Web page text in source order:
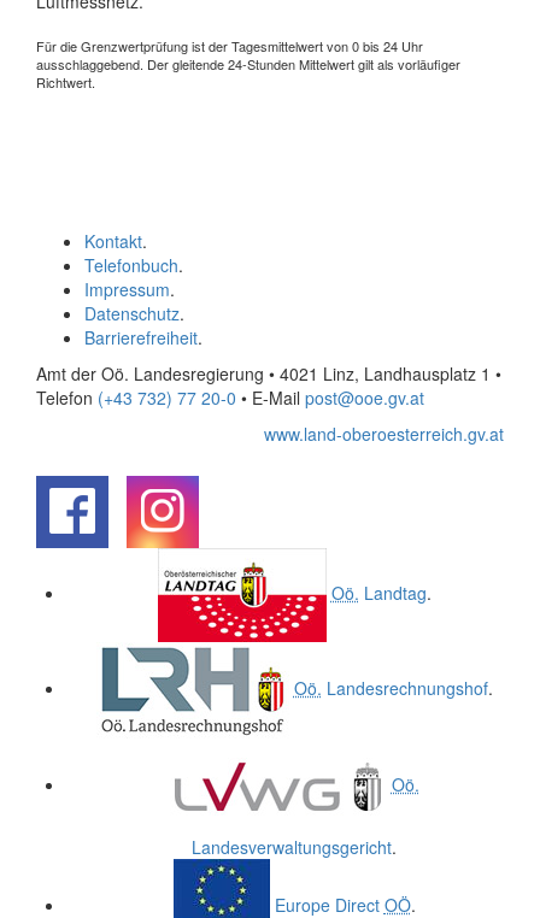
Für die Grenzwertprüfung ist der Tagesmittelwert von 0 bis 24 Uhr
ausschlaggebend. Der gleitende 24-Stunden Mittelwert gilt als vorläufiger
Richtwert.
Kontakt.
Telefonbuch.
Impressum.
Datenschutz.
Barrierefreiheit.
Amt der Oö. Landesregierung • 4021 Linz, Landhausplatz 1 •
Telefon (+43 732) 77 20-0 • E-Mail post@ooe.gv.at
www.land-oberoesterreich.gv.at
Oö. Landtag.
Oö. Landesrechnungshof.
Oö.
Landesverwaltungsgericht.
Europe Direct OÖ.